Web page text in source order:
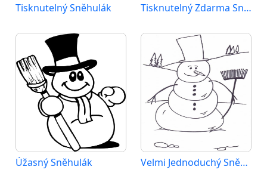
Tisknutelný Sněhulák Tisknutelný Zdarma Sněhulák
Úžasný Sněhulák Velmi Jednoduchý Sněhulák